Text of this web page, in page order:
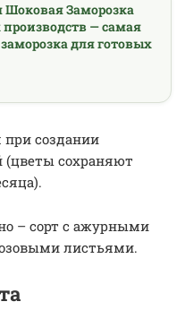
Шоковая Заморозка
— самая
для готовых
при создании
(цветы сохраняют
– сорт с ажурными
листьями.